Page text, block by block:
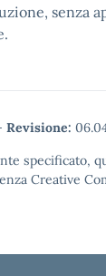
senza
Revisione:
specificato,
Creative